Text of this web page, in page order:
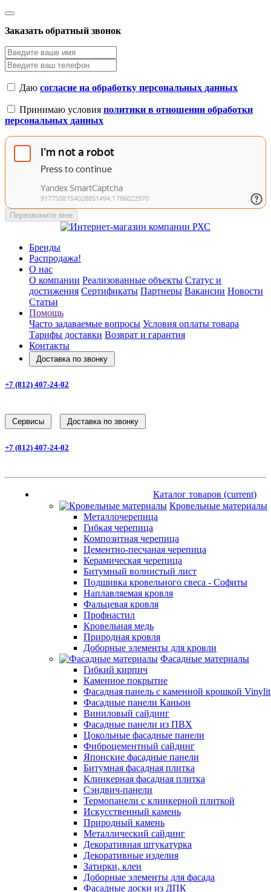
Заказать обратный звонок
Даю согласие на обработку персональных данных
Принимаю условия политики в отношении обработки
персональных данных
Перезвоните мне
Бренды
Распродажа!
О нас
О компании Реализованные объекты Статус и
достижения Сертификаты Партнеры Вакансии Новости
Статьи
Помощь
Часто задаваемые вопросы Условия оплаты товара
Тарифы доставки Возврат и гарантия
Контакты
Доставка по звонку
+7 (812) 407-24-02
Cервисы Доставка по звонку
+7 (812) 407-24-02
Каталог товаров (current)
Кровельные материалы
Металлочерепица
Гибкая черепица
Композитная черепица
Цементно-песчаная черепица
Керамическая черепица
Битумный волнистый лист
Подшивка кровельного свеса - Софиты
Наплавляемая кровля
Фальцевая кровля
Профнастил
Кровельная медь
Природная кровля
Доборные элементы для кровли
Фасадные материалы
Гибкий кирпич
Каменное покрытие
Фасадная панель с каменной крошкой Vinylit
Фасадные панели Каньон
Виниловый сайдинг
Фасадные панели из ПВХ
Цокольные фасадные панели
Фиброцементный сайдинг
Японские фасадные панели
Битумная фасадная плитка
Клинкерная фасадная плитка
Сэндвич-панели
Термопанели с клинкерной плиткой
Искусственный камень
Природный камень
Металлический сайдинг
Декоративная штукатурка
Декоративные изделия
Затирки, клеи
Доборные элементы для фасада
Фасадные доски из ДПК